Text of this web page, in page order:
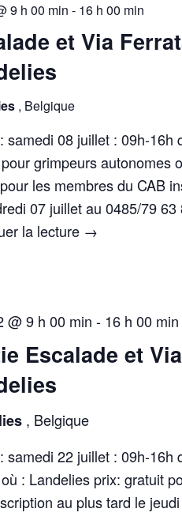
et Via
9 h 00 min - 16 h 00 min
, Belgique
samedi 08 juillet : 09h-16h
grimpeurs autonomes
les membres du CAB
07 juillet au 0485/79
la lecture →
Escalade et
@ 9 h 00 min - 16 h 00 min
, Belgique
samedi 22 juillet : 09h-16h
: Landelies prix: gratuit
au plus tard le